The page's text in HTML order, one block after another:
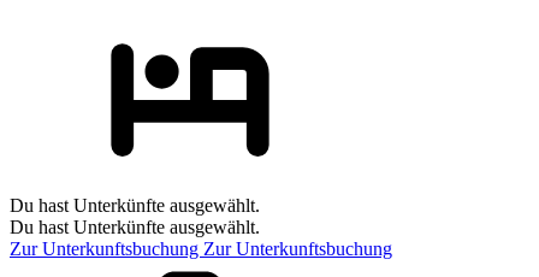
Du hast Unterkünfte ausgewählt.
Du hast Unterkünfte ausgewählt.
Zur Unterkunftsbuchung Zur Unterkunftsbuchung